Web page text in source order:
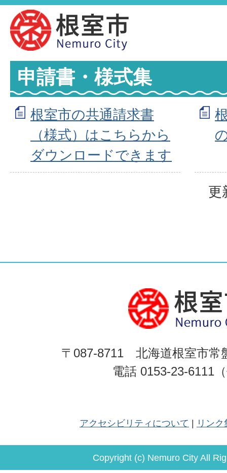
申請書・様式集
根室市の共通請求書
（様式）はこちらから
ダウンロードできます
更
〒087-8711 北海道根室市常
電話 0153-23-6111
アクセシビリティについて リンク
Copyright (c) Nemuro City All